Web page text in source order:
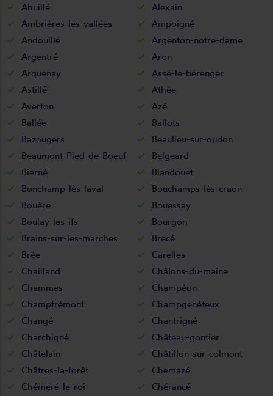
Ahuillé
Alexain
Ambrières-les-vallées
Ampoigné
Andouillé
Argenton-notre-dame
Argentré
Aron
Arquenay
Assé-le-bérenger
Astillé
Athée
Averton
Azé
Ballée
Ballots
Bazougers
Beaulieu-sur-oudon
Beaumont-Pied-de-Boeuf
Belgeard
Bierné
Blandouet
Bonchamp-lès-laval
Bouchamps-lès-craon
Bouère
Bouessay
Boulay-les-ifs
Bourgon
Brains-sur-les-marches
Brecé
Brée
Carelles
Chailland
Châlons-du-maine
Chammes
Champéon
Champfrémont
Champgenéteux
Changé
Chantrigné
Charchigné
Château-gontier
Châtelain
Châtillon-sur-colmont
Châtres-la-forêt
Chemazé
Chémeré-le-roi
Chérancé